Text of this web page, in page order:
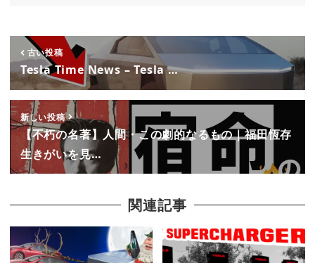
古い投稿
Tesla Time News – Tesla …
新しい投稿
【不朽の名著】人間・この劇的なるもの｜福田恆存
生きがいを見…
関連記事